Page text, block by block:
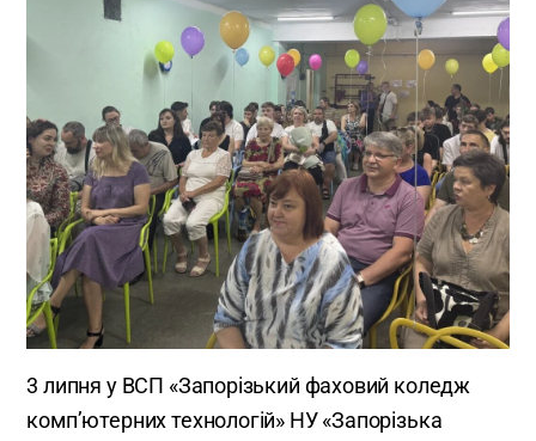
3 липня у ВСП «Запорізький фаховий коледж
комп’ютерних технологій» НУ «Запорізька